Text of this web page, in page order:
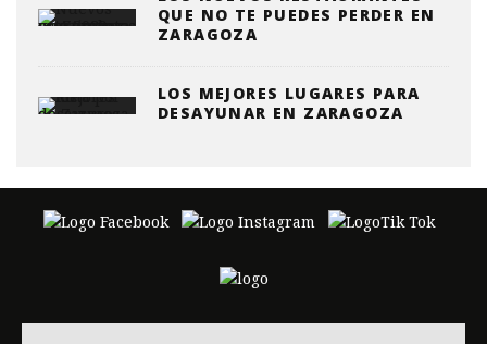
QUE NO TE PUEDES PERDER EN
ZARAGOZA
LOS MEJORES LUGARES PARA
DESAYUNAR EN ZARAGOZA